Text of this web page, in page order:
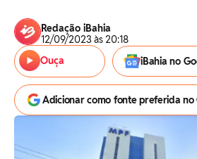
Redação iBahia
12/09/2023 às 20:18
Ouça
iBahia no
Adicionar como fonte preferida no